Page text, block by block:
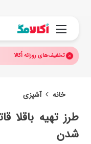
منو
تخفیف‌های روزانه اُکالا
خانه آشپزی
طرز تهیه باقلا
شدن